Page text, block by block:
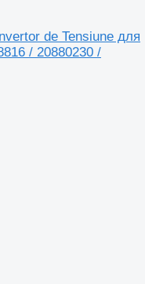
de Tensiune для
/ 20880230 /